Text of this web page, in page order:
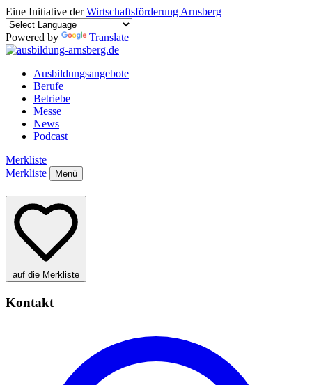
Eine Initiative derWirtschaftsförderung Arnsberg
Powered by Translate
Ausbildungsangebote
Berufe
Betriebe
Messe
News
Podcast
Merkliste
Merkliste
Menü
auf die Merkliste
Kontakt